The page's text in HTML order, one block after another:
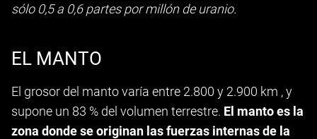
sólo 0,5 a 0,6 partes por millón de uranio.
EL MANTO
El grosor del manto varía entre 2.800 y 2.900 km , y
supone un 83 % del volumen terrestre. El manto es la
zona donde se originan las fuerzas internas de la